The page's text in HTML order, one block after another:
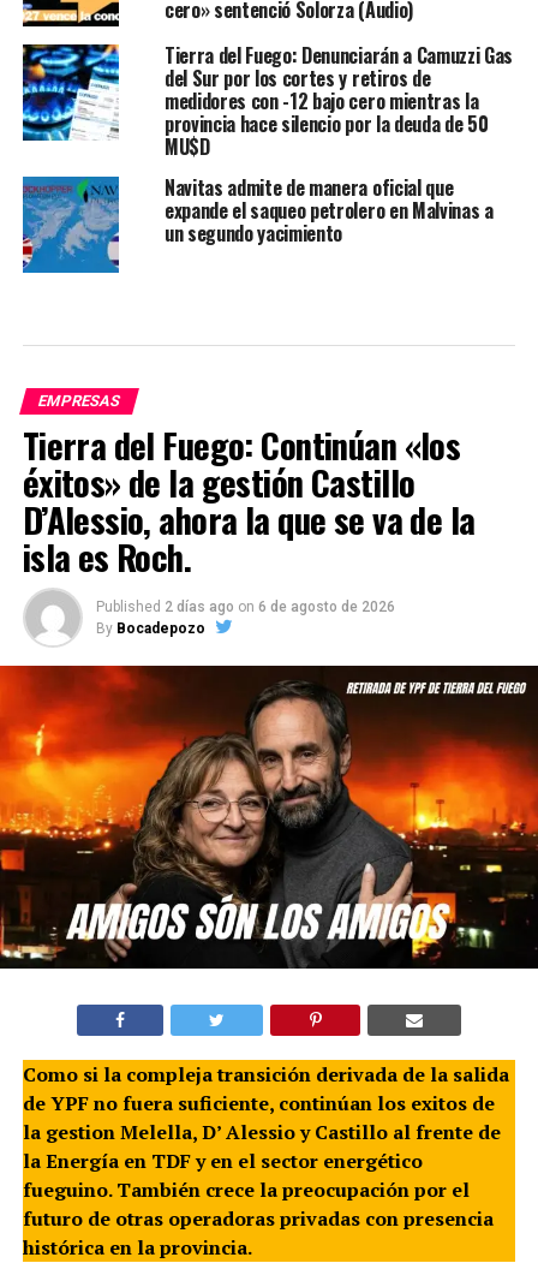
cero» sentenció Solorza (Audio)
Tierra del Fuego: Denunciarán a Camuzzi Gas
del Sur por los cortes y retiros de
medidores con -12 bajo cero mientras la
provincia hace silencio por la deuda de 50
MU$D
Navitas admite de manera oficial que
expande el saqueo petrolero en Malvinas a
un segundo yacimiento
EMPRESAS
Tierra del Fuego: Continúan «los
éxitos» de la gestión Castillo
D’Alessio, ahora la que se va de la
isla es Roch.
Published 2 días ago on 6 de agosto de 2026
By Bocadepozo
Como si la compleja transición derivada de la salida
de YPF no fuera suficiente, continúan los exitos de
la gestion Melella, D’ Alessio y Castillo al frente de
la Energía en TDF y en el sector energético
fueguino. También crece la preocupación por el
futuro de otras operadoras privadas con presencia
histórica en la provincia.